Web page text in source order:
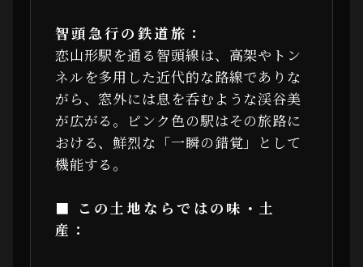
智頭急行の鉄道旅：
恋山形駅を通る智頭線は、高架やトン
ネルを多用した近代的な路線でありな
がら、窓外には息を呑むような渓谷美
が広がる。ピンク色の駅はその旅路に
おける、鮮烈な「一瞬の錯覚」として
機能する。
■ この土地ならではの味・土
産：